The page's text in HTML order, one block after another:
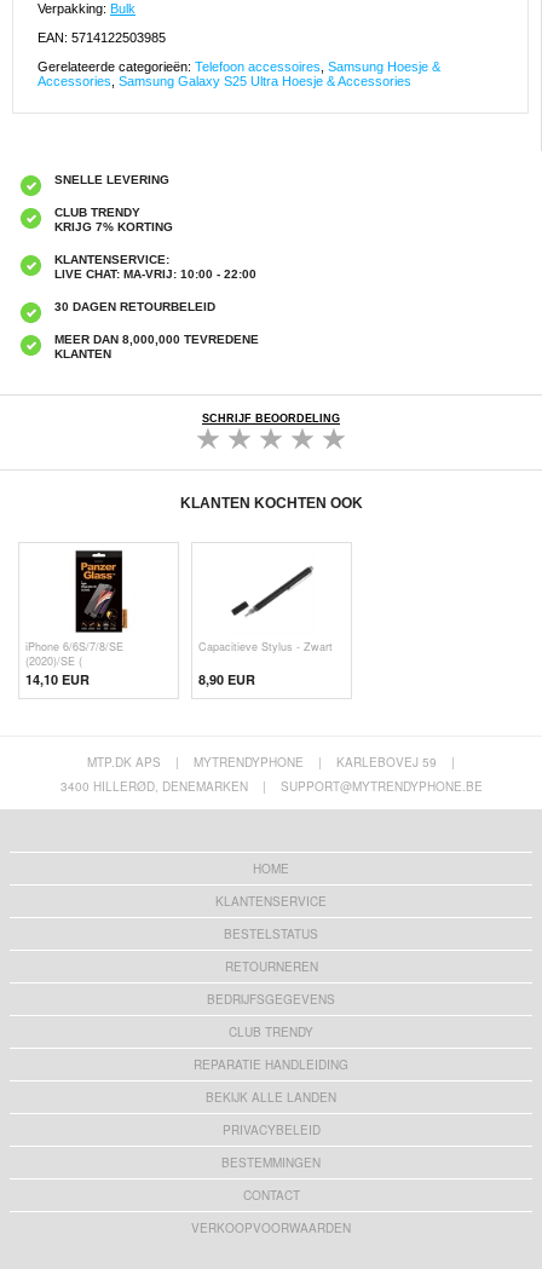
Verpakking: Bulk
EAN: 5714122503985
Gerelateerde categorieën: Telefoon accessoires Samsung Hoesje &
Accessories Samsung Galaxy S25 Ultra Hoesje & Accessories
SNELLE LEVERING
CLUB TRENDY
KRIJG 7% KORTING
KLANTENSERVICE:
LIVE CHAT: MA-VRIJ: 10:00 - 22:00
30 DAGEN RETOURBELEID
MEER DAN 8,000,000 TEVREDENE
KLANTEN
SCHRIJF BEOORDELING
KLANTEN KOCHTEN OOK
iPhone 6/6S/7/8/SE
(2020)/SE (
14,10 EUR
Capacitieve Stylus - Zwart
8,90 EUR
MTP.DK APS | MYTRENDYPHONE | KARLEBOVEJ 59
|
3400 HILLERØD, DENEMARKEN
| SUPPORT@MYTRENDYPHONE.BE
HOME
KLANTENSERVICE
BESTELSTATUS
RETOURNEREN
BEDRIJFSGEGEVENS
CLUB TRENDY
REPARATIE HANDLEIDING
BEKIJK ALLE LANDEN
PRIVACYBELEID
BESTEMMINGEN
CONTACT
VERKOOPVOORWAARDEN